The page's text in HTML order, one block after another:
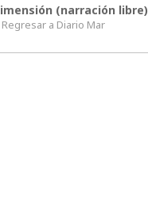
(narración libre)
a Diario Mar